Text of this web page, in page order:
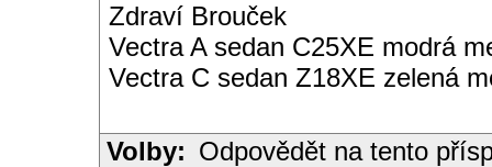
Zdraví Brouček
Vectra A sedan C25XE modrá
Vectra C sedan Z18XE zelená
Volby: Odpovědět na tento